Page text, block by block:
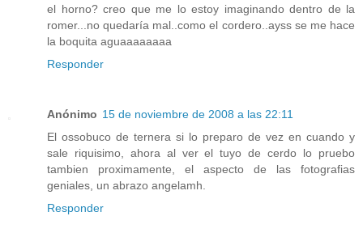
el horno? creo que me lo estoy imaginando dentro de la
romer...no quedaría mal..como el cordero..ayss se me hace
la boquita aguaaaaaaaa
Responder
Anónimo 15 de noviembre de 2008 a las 22:11
El ossobuco de ternera si lo preparo de vez en cuando y
sale riquisimo, ahora al ver el tuyo de cerdo lo pruebo
tambien proximamente, el aspecto de las fotografias
geniales, un abrazo angelamh.
Responder